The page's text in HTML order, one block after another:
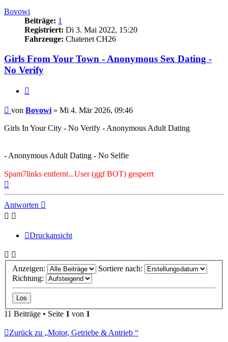
Bovowi
Beiträge: 1
Registriert: Di 3. Mai 2022, 15:20
Fahrzeuge: Chatenet CH26
Girls From Your Town - Anonymous Sex Dating -
No Verify
Beitrag
von Bovowi » Mi 4. Mär 2026, 09:46
Girls In Your City - No Verify - Anonymous Adult Dating
- Anonymous Adult Dating - No Selfie
Spam7links entfernt...User (ggf BOT) gesperrt
Antworten
Druckansicht
Anzeigen:
Sortiere nach:
Richtung:
11 Beiträge • Seite 1 von 1
Zurück zu „Motor, Getriebe & Antrieb “